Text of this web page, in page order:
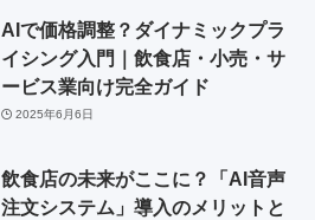
AIで価格調整？ダイナミックプラ
イシング入門｜飲食店・小売・サ
ービス業向け完全ガイド
2025年6月6日
飲食店の未来がここに？「AI音声
注文システム」導入のメリットと